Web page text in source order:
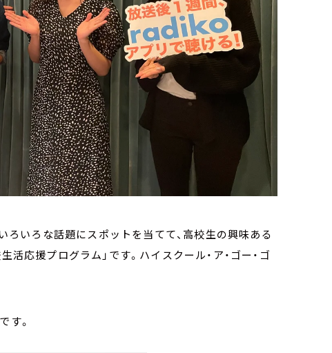
ろいろな話題にスポットを当てて、高校生の興味ある
応援プログラム」です。ハイスクール・ア・ゴー・ゴ
です。